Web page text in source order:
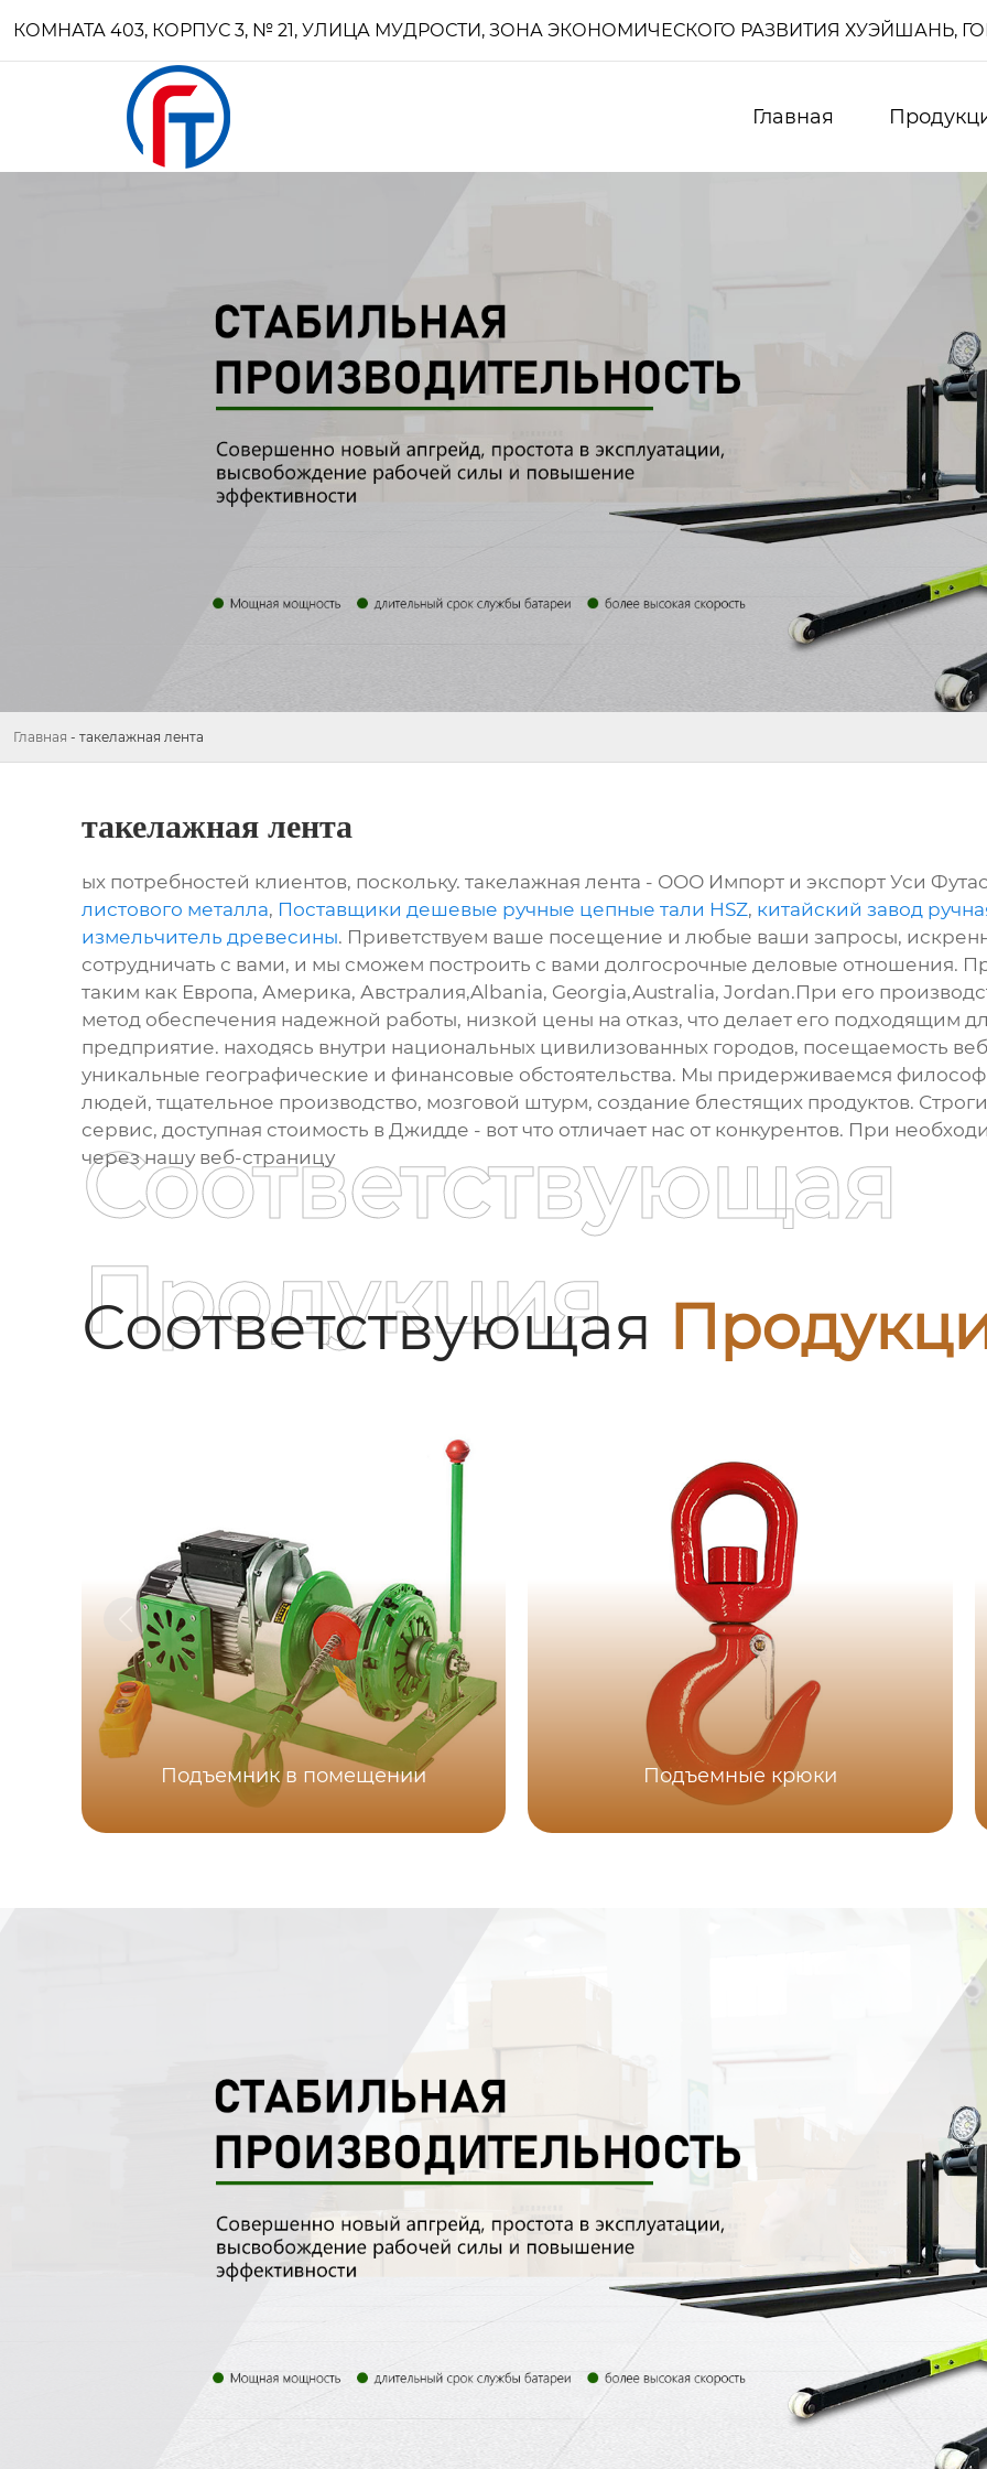
КОМНАТА 403, КОРПУС 3, № 21, УЛИЦА МУДРОСТИ, ЗОНА ЭКОНОМИЧЕСКОГО РАЗВИТИЯ ХУЭЙШАНЬ,
Главная
Главная - такелажная лента
такелажная лента
ых потребностей клиентов, поскольку. такелажная лента - ООО Импорт и экспорт Уси
листового металла, Поставщики дешевые ручные цепные тали HSZ, китайский завод
измельчитель древесины. Приветствуем ваше посещение и любые ваши запросы,
сотрудничать с вами, и мы сможем построить с вами долгосрочные деловые отношения.
таким как Европа, Америка, Австралия,Albania, Georgia,Australia, Jordan.При его
метод обеспечения надежной работы, низкой цены на отказ, что делает его подходящим
предприятие. находясь внутри национальных цивилизованных городов, посещаемость
уникальные географические и финансовые обстоятельства. Мы придерживаемся
людей, тщательное производство, мозговой штурм, создание блестящих продуктов.
сервис, доступная стоимость в Джидде - вот что отличает нас от конкурентов. При
через нашу веб-страницу
Соответствующая
Соответствующая
Продукция
Подъемник в помещении Подъемные крюки